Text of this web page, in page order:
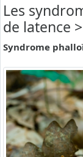
Les
de latence
Syndrome